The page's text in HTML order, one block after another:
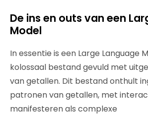
De ins en outs van een
Model
In essentie is een Large Language
kolossaal bestand gevuld met
van getallen. Dit bestand onthult
patronen van getallen, met
manifesteren als complexe